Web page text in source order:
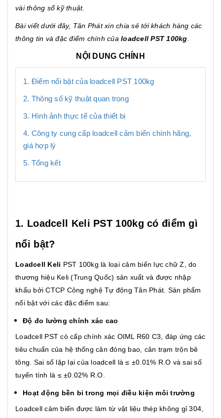
vài thông số kỹ thuật.
Bài viết dưới đây, Tân Phát xin chia sẻ tới khách hàng các
thông tin và đặc điểm chính của loadcell PST 100kg
NỘI DUNG CHÍNH
1. Điểm nổi bật của loadcell PST 100kg
2. Thông số kỹ thuật quan trọng
3. Hình ảnh thực tế của thiết bị
4. Công ty cung cấp loadcell cảm biến chính hãng,
giá hợp lý
5. Tổng kết
1. Loadcell Keli PST 100kg có điểm gì
nổi bật?
Loadcell Keli PST 100kg là loại cảm biến lực chữ Z, do
thương hiệu Keli (Trung Quốc) sản xuất và được nhập
khẩu bởi CTCP Công nghệ Tự động Tân Phát. Sản phẩm
nổi bật với các đặc điểm sau:
Độ đo lường chính xác cao
Loadcell PST có cấp chính xác OIML R60 C3, đáp ứng các
tiêu chuẩn của hệ thống cân đóng bao, cân trạm trộn bê
tông. Sai số lặp lại của loadcell là ≤ ±0.01% R.O và sai số
tuyến tính là ≤ ±0.02% R.O.
Hoạt động bền bỉ trong mọi điều kiện môi trường
Loadcell cảm biến được làm từ vật liệu thép không gỉ 304,